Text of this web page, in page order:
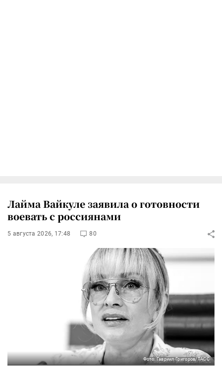
Лайма Вайкуле заявила о готовности
воевать с россиянами
5 августа 2026, 17:48 80
Фото: Гавриил Григоров/ТАСС